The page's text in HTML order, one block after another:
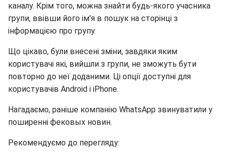
каналу. Крім того, можна знайти будь-якого учасника
групи, ввівши його ім'я в пошук на сторінці з
інформацією про групу.
Що цікаво, були внесені зміни, завдяки яким
користувачі які, вийшли з групи, не зможуть бути
повторно до неї доданими. Ці опції доступні для
користувачів Android і iPhone.
Нагадаємо, раніше компанію WhatsApp звинуватили у
поширенні фековых новин.
Рекомендуємо до перегляду: